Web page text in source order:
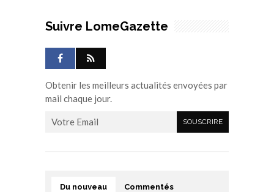
Suivre LomeGazette
Obtenir les meilleurs actualités envoyées par
mail chaque jour.
Du nouveau Commentés